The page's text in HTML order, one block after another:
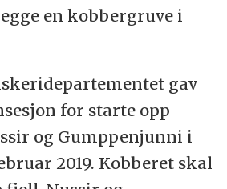
en kobbergruve i
gav
for starte opp
og Gumppenjunni i
2019. Kobberet skal